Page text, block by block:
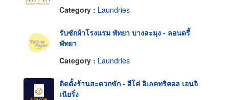
Category : Laundries
รับซักผ้าโรงแรม พัทยา บางละมุง - ลอนดรี้
พัทยา
Category : Laundries
ติดตั้งร้านสะดวกซัก - อีโค่ อิเลคทริคอล เอนจิ
เนียริ่ง